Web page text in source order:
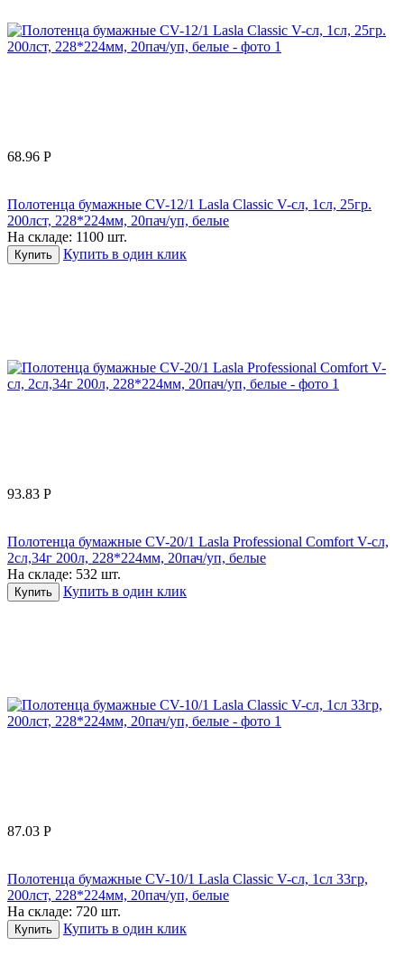
68.96 Р
Полотенца бумажные CV-12/1 Lasla Classic V-сл, 1сл, 25гр.
200лст, 228*224мм, 20пач/уп, белые
На складе: 1100 шт.
Купить Купить в один клик
93.83 Р
Полотенца бумажные CV-20/1 Lasla Professional Comfort V-сл,
2сл,34г 200л, 228*224мм, 20пач/уп, белые
На складе: 532 шт.
Купить Купить в один клик
87.03 Р
Полотенца бумажные CV-10/1 Lasla Classic V-сл, 1сл 33гр,
200лст, 228*224мм, 20пач/уп, белые
На складе: 720 шт.
Купить Купить в один клик